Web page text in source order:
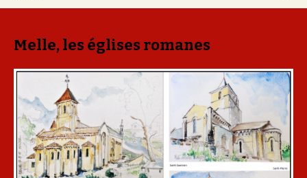
Melle, les églises romanes